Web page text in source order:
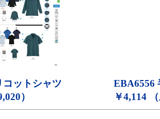
コットシャツ
）
EBA6556
￥4,114